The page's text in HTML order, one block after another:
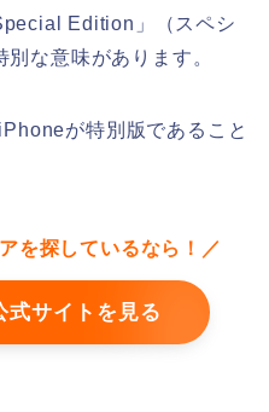
Edition」（スペシ
な意味があります。
が特別版であること
を探しているなら！／
式サイトを見る